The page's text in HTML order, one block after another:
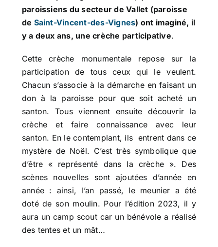
paroissiens du secteur de Vallet (paroisse
de Saint-Vincent-des-Vignes) ont imaginé, il
y a deux ans, une crèche participative.
Cette crèche monumentale repose sur la
participation de tous ceux qui le veulent.
Chacun s’associe à la démarche en faisant un
don à la paroisse pour que soit acheté un
santon. Tous viennent ensuite découvrir la
crèche et faire connaissance avec leur
santon. En le contemplant, ils entrent dans ce
mystère de Noël. C’est très symbolique que
d’être « représenté dans la crèche ». Des
scènes nouvelles sont ajoutées d’année en
année : ainsi, l’an passé, le meunier a été
doté de son moulin. Pour l’édition 2023, il y
aura un camp scout car un bénévole a réalisé
des tentes et un mât…